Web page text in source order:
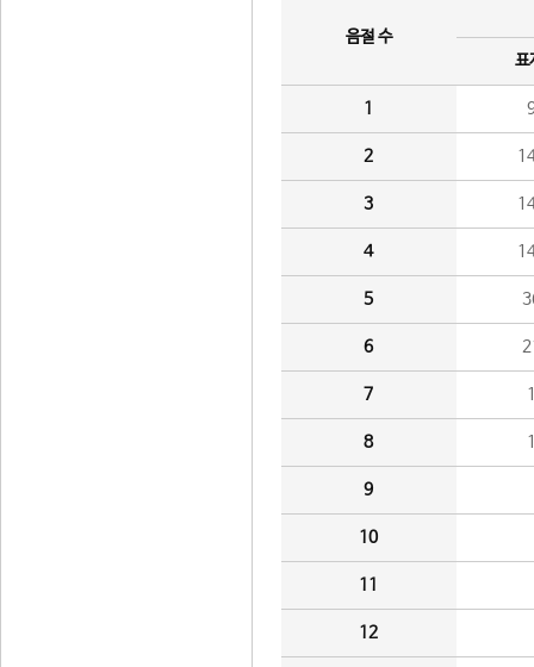
음절 수
표
1
2
3
4
5
6
7
8
9
10
11
12